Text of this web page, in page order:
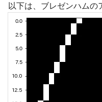
以下は、ブレゼンハムの